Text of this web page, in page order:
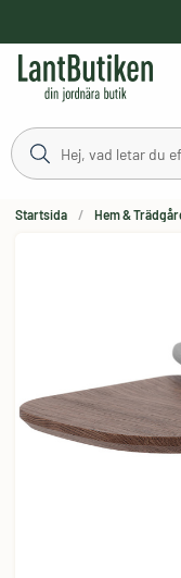
Startsida Hem &